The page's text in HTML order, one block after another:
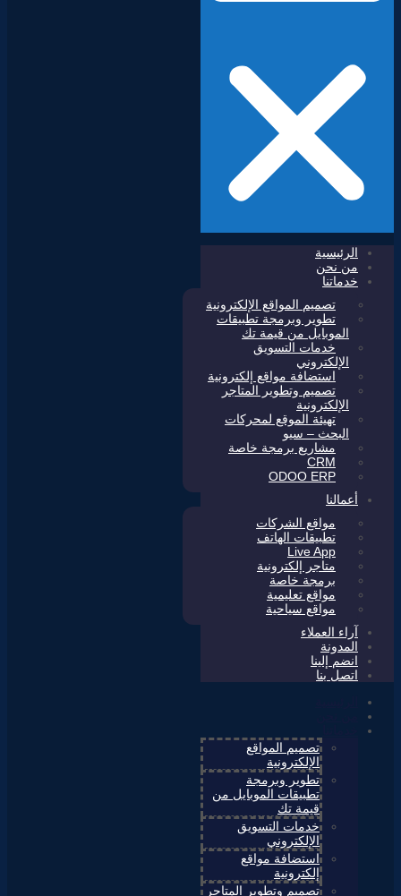
الرئيسية
من نحن
خدماتنا
تصميم المواقع الإلكترونية
تطوير وبرمجة تطبيقات
الموبايل من قيمة تك
خدمات التسويق
الإلكتروني
استضافة مواقع إلكترونية
تصميم وتطوير المتاجر
الإلكترونية
تهيئة الموقع لمحركات
البحث – سيو
مشاريع برمجة خاصة
CRM
ODOO ERP
أعمالنا
مواقع الشركات
تطبيقات الهاتف
Live App
متاجر إلكترونية
برمجة خاصة
مواقع تعليمية
مواقع سياحية
آراء العملاء
المدونة
انضم إلينا
اتصل بنا
تصميم المواقع
الإلكترونية
تطوير وبرمجة
تطبيقات الموبايل من
قيمة تك
خدمات التسويق
الإلكتروني
استضافة مواقع
إلكترونية
تصميم وتطوير المتاجر